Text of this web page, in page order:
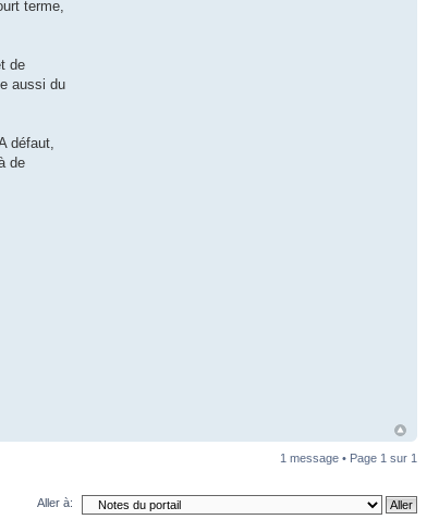
terme,
de
aussi du
défaut,
de
1 message • Page 1 sur 1
Aller à: